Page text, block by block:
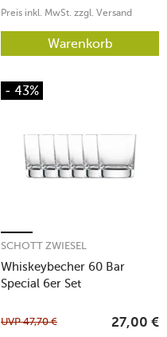
Preis inkl. MwSt. zzgl. Versand
Warenkorb
- 43%
Whiskeybecher 60 Bar
Special 6er Set
SCHOTT ZWIESEL
UVP47,70 € 27,00 €